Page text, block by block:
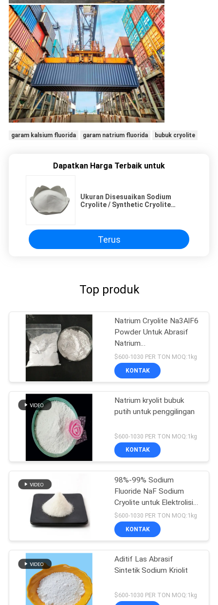
garam kalsium fluorida garam natrium fluorida bubuk cryolite
Dapatkan Harga Terbaik untuk
Ukuran Disesuaikan Sodium
Cryolite / Synthetic Cryolite
Terus
Top produk
Natrium Cryolite Na3AlF6
Powder Untuk Abrasif
Natrium
Hexafluoroaluminate
$600-1030 PER TON MOQ:1kg
KONTAK
Natrium kryolit bubuk
putih untuk penggilingan
$600-1030 PER TON MOQ:1kg
KONTAK
98%-99% Sodium
Fluoride NaF Sodium
Cryolite untuk Elektrolisis
Aluminium
$600-1030 PER TON MOQ:1kg
KONTAK
Aditif Las Abrasif
Sintetik Sodium Kriolit
$600-1030 PER TON MOQ:1kg